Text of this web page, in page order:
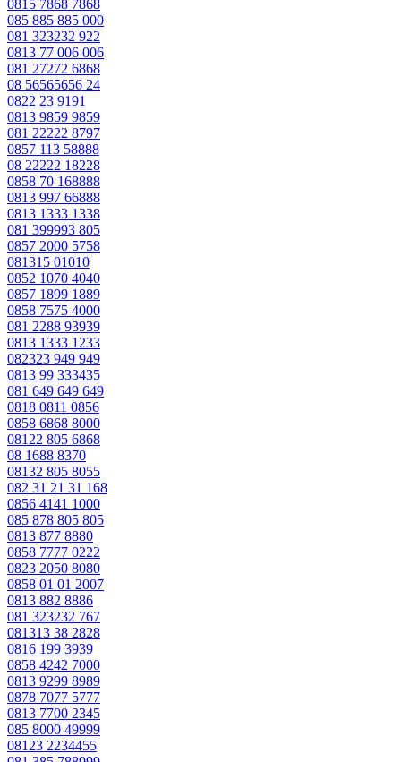
0815 7868 7868
085 885 885 000
081 323232 922
0813 77 006 006
081 27272 6868
08 56565656 24
0822 23 9191
0813 9859 9859
081 22222 8797
0857 113 58888
08 22222 18228
0858 70 168888
0813 997 66888
0813 1333 1338
081 399993 805
0857 2000 5758
081315 01010
0852 1070 4040
0857 1899 1889
0858 7575 4000
081 2288 93939
0813 1333 1233
082323 949 949
0813 99 333435
081 649 649 649
0818 0811 0856
0858 6868 8000
08122 805 6868
08 1688 8370
08132 805 8055
082 31 21 31 168
0856 4141 1000
085 878 805 805
0813 877 8880
0858 7777 0222
0823 2050 8080
0858 01 01 2007
0813 882 8886
081 323232 767
081313 38 2828
0816 199 3939
0858 4242 7000
0813 9299 8989
0878 7077 5777
0813 7700 2345
085 8000 49999
08123 2234455